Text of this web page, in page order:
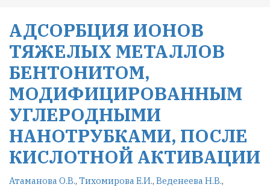
АДСОРБЦИЯ ИОНОВ
ТЯЖЕЛЫХ МЕТАЛЛОВ
БЕНТОНИТОМ,
МОДИФИЦИРОВАННЫМ
УГЛЕРОДНЫМИ
НАНОТРУБКАМИ, ПОСЛЕ
КИСЛОТНОЙ АКТИВАЦИИ
Атаманова О.В., Тихомирова Е.И., Веденеева Н.В.,